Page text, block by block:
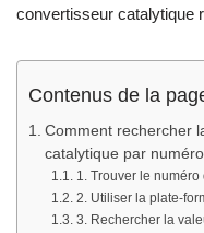
convertisseur catalytique
Contenus de la
Comment rechercher
catalytique par
1. Trouver le numéro
2. Utiliser la plate-
3. Rechercher la